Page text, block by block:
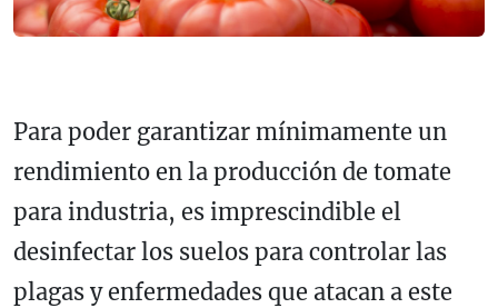
Para poder garantizar mínimamente un
rendimiento en la producción de tomate
para industria, es imprescindible el
desinfectar los suelos para controlar las
plagas y enfermedades que atacan a este